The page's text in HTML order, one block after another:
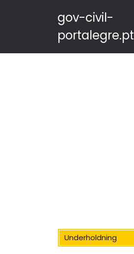
gov-civil-
portalegre.pt
Underholdning